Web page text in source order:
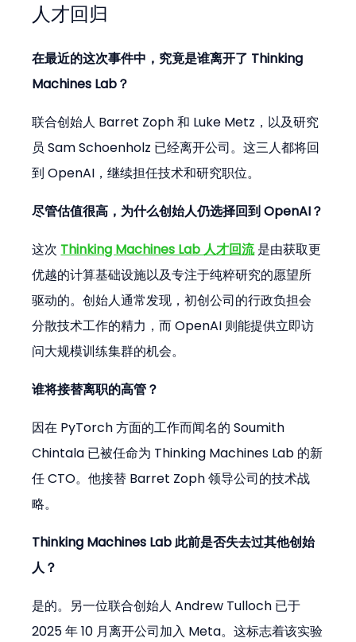
人才回归
在最近的这次事件中，究竟是谁离开了 Thinking
Machines Lab？
联合创始人 Barret Zoph 和 Luke Metz，以及研究
员 Sam Schoenholz 已经离开公司。这三人都将回
到 OpenAI，继续担任技术和研究职位。
尽管估值很高，为什么创始人仍选择回到 OpenAI？
这次 Thinking Machines Lab 人才回流 是由获取更
优越的计算基础设施以及专注于纯粹研究的愿望所
驱动的。创始人通常发现，初创公司的行政负担会
分散技术工作的精力，而 OpenAI 则能提供立即访
问大规模训练集群的机会。
谁将接替离职的高管？
因在 PyTorch 方面的工作而闻名的 Soumith
Chintala 已被任命为 Thinking Machines Lab 的新
任 CTO。他接替 Barret Zoph 领导公司的技术战
略。
Thinking Machines Lab 此前是否失去过其他创始
人？
是的。另一位联合创始人 Andrew Tulloch 已于
2025 年 10 月离开公司加入 Meta。这标志着该实验